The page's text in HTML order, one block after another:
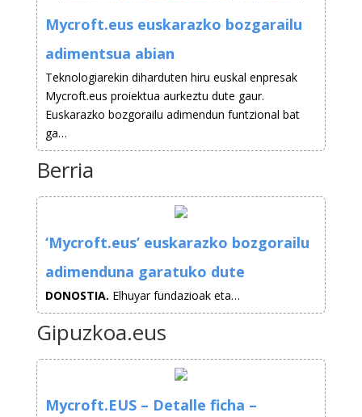
Mycroft.eus euskarazko bozgarailu
adimentsua abian
Teknologiarekin diharduten hiru euskal enpresak
Mycroft.eus proiektua aurkeztu dute gaur.
Euskarazko bozgorailu adimendun funtzional bat
ga…
Berria
‘Mycroft.eus’ euskarazko bozgorailu
adimenduna garatuko dute
DONOSTIA. Elhuyar fundazioak eta…
Gipuzkoa.eus
Mycroft.EUS – Detalle ficha –